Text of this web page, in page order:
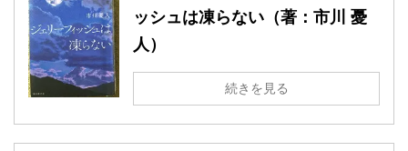
ッシュは凍らない（著：市川 憂
人）
続きを見る